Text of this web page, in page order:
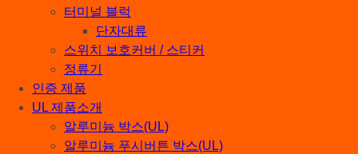
터미널 블럭
단자대류
스위치 보호커버 / 스티커
정류기
인증 제품
UL 제품소개
알루미늄 박스(UL)
알루미늄 푸시버튼 박스(UL)